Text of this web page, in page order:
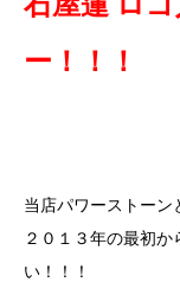
ー！！！
当店パワーストーン
２０１３年の最初
い！！！